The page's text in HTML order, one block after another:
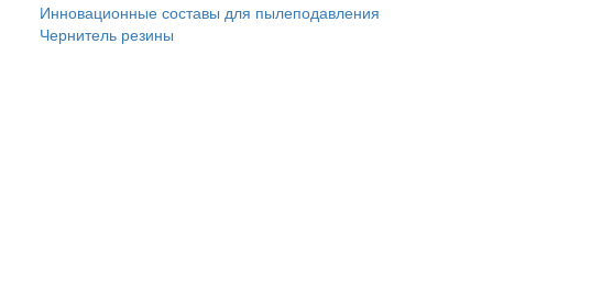
Инновационные составы для пылеподавления
Чернитель резины